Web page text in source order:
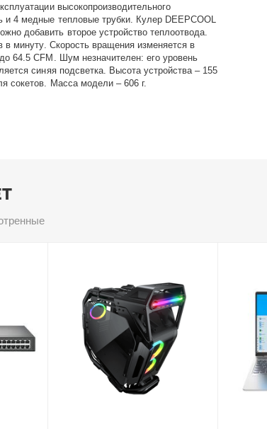
высокопроизводительного
4 медные тепловые трубки. Кулер DEEPCOOL
добавить второе устройство теплоотвода.
в минуту. Скорость вращения изменяется в
64.5 CFM. Шум незначителен: его уровень
синяя подсветка. Высота устройства – 155
сокетов. Масса модели – 606 г.